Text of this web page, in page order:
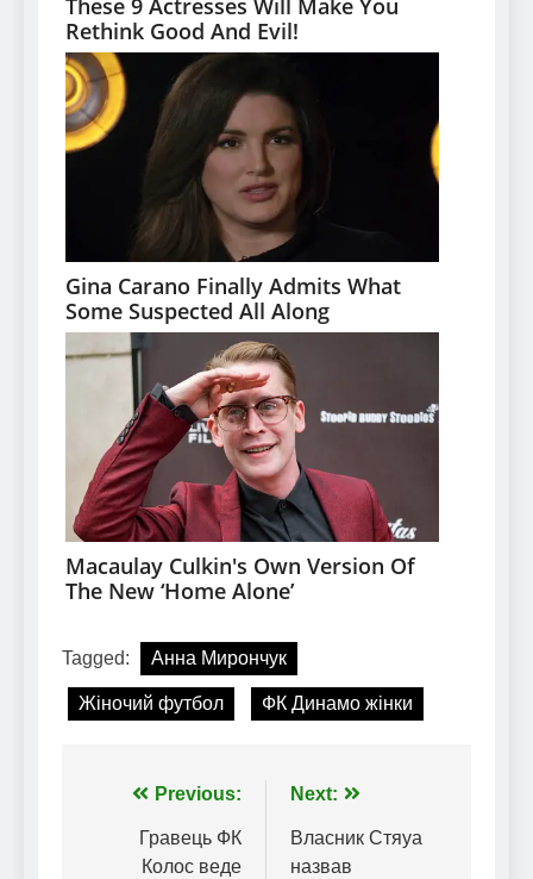
Tagged: Анна Мирончук
Жіночий футбол ФК Динамо жінки
Навігація
записів
Previous:
Гравець ФК
Колос веде
Next:
Власник Стяуа
назвав